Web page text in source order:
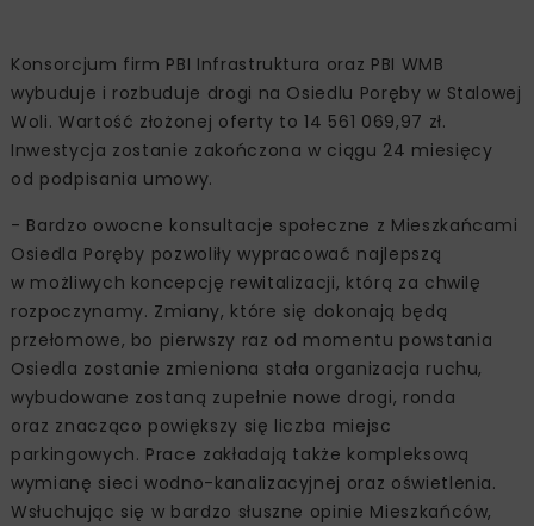
Konsorcjum firm PBI Infrastruktura oraz PBI WMB
wybuduje i rozbuduje drogi na Osiedlu Poręby w Stalowej
Woli. Wartość złożonej oferty to 14 561 069,97 zł.
Inwestycja zostanie zakończona w ciągu 24 miesięcy
od podpisania umowy.
- Bardzo owocne konsultacje społeczne z Mieszkańcami
Osiedla Poręby pozwoliły wypracować najlepszą
w możliwych koncepcję rewitalizacji, którą za chwilę
rozpoczynamy. Zmiany, które się dokonają będą
przełomowe, bo pierwszy raz od momentu powstania
Osiedla zostanie zmieniona stała organizacja ruchu,
wybudowane zostaną zupełnie nowe drogi, ronda
oraz znacząco powiększy się liczba miejsc
parkingowych. Prace zakładają także kompleksową
wymianę sieci wodno-kanalizacyjnej oraz oświetlenia.
Wsłuchując się w bardzo słuszne opinie Mieszkańców,